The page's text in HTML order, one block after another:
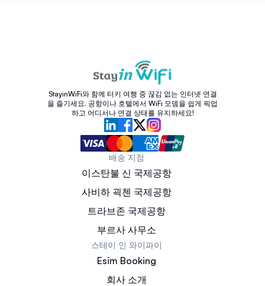
StayinWiFi와 함께 터키 여행 중 끊김 없는 인터넷 연결
을 즐기세요. 공항이나 호텔에서 WiFi 모뎀을 쉽게 픽업
하고 어디서나 연결 상태를 유지하세요!
배송 지점
이스탄불 신 국제공항
사비하 괵첸 국제공항
트라브존 국제공항
부르사 사무소
스테이 인 와이파이
Esim Booking
회사 소개